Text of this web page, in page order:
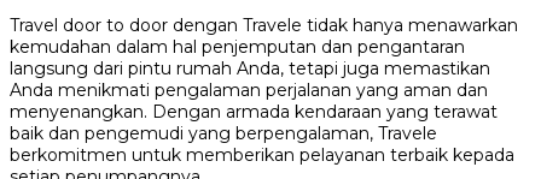
Travel door to door dengan Travele tidak hanya menawarkan
kemudahan dalam hal penjemputan dan pengantaran
langsung dari pintu rumah Anda, tetapi juga memastikan
Anda menikmati pengalaman perjalanan yang aman dan
menyenangkan. Dengan armada kendaraan yang terawat
baik dan pengemudi yang berpengalaman, Travele
berkomitmen untuk memberikan pelayanan terbaik kepada